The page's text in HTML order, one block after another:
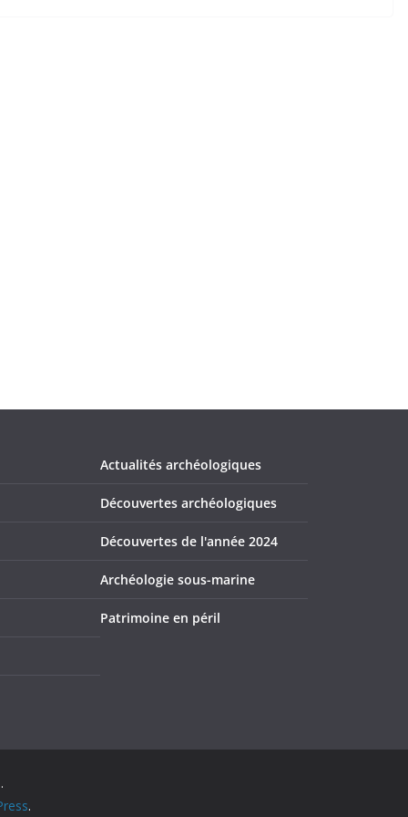
Actualités archéologiques
Découvertes archéologiques
Découvertes de l'année 2024
Archéologie sous-marine
Patrimoine en péril
.